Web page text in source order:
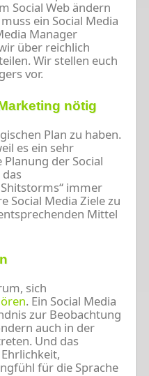
Social Web ändern
ein Social Media
Manager
über reichlich
Wir stellen euch
vor.
nötig
Plan zu haben.
es ein sehr
der Social
immer
Social Media Ziele zu
Mittel
sich
. Ein Social Media
zur Beobachtung
auch in der
Und das
für die Sprache